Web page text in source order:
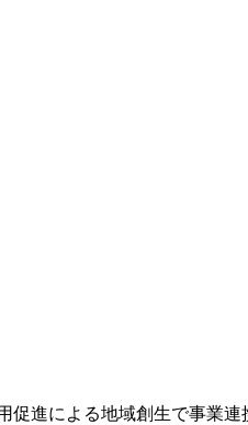
促進による地域創生で事業連